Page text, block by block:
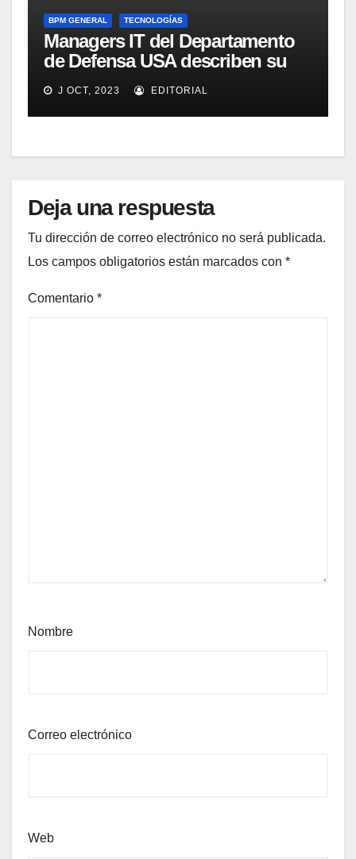
BPM GENERAL TECNOLOGÍAS
Managers IT del Departamento
de Defensa USA describen su
implementación SOA
J OCT, 2023 EDITORIAL
Deja una respuesta
Tu dirección de correo electrónico no será publicada.
Los campos obligatorios están marcados con *
Comentario *
Nombre
Correo electrónico
Web